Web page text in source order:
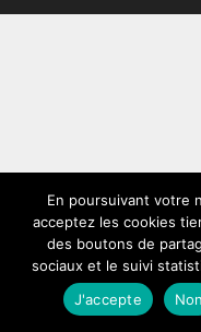
En poursuivant votre
acceptez les cookies
des boutons de
sociaux et le suivi
J'accepte
Non